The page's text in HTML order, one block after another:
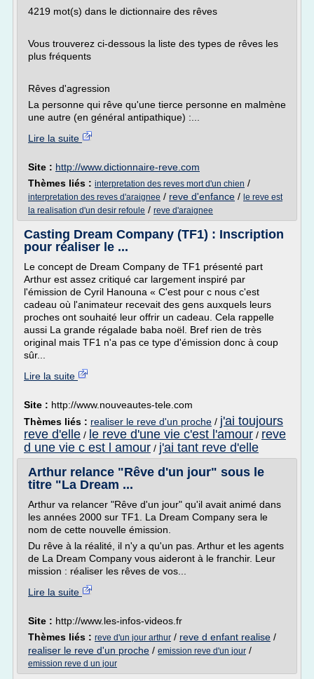
4219 mot(s) dans le dictionnaire des rêves
Vous trouverez ci-dessous la liste des types de rêves les
plus fréquents
Rêves d'agression
La personne qui rêve qu'une tierce personne en malmène
une autre (en général antipathique) :...
Lire la suite
Site : http://www.dictionnaire-reve.com
Thèmes liés : interpretation des reves mort d'un chien /
interpretation des reves d'araignee / reve d'enfance / le reve est
la realisation d'un desir refoule / reve d'araignee
Casting Dream Company (TF1) : Inscription
pour réaliser le ...
Le concept de Dream Company de TF1 présenté part
Arthur est assez critiqué car largement inspiré par
l'émission de Cyril Hanouna « C'est pour c nous c'est
cadeau où l'animateur recevait des gens auxquels leurs
proches ont souhaité leur offrir un cadeau. Cela rappelle
aussi La grande régalade baba noël. Bref rien de très
original mais TF1 n'a pas ce type d'émission donc à coup
sûr...
Lire la suite
Site : http://www.nouveautes-tele.com
Thèmes liés : realiser le reve d'un proche / j'ai toujours
reve d'elle / le reve d'une vie c'est l'amour / reve
d une vie c est l amour / j'ai tant reve d'elle
Arthur relance "Rêve d'un jour" sous le
titre "La Dream ...
Arthur va relancer "Rêve d'un jour" qu'il avait animé dans
les années 2000 sur TF1. La Dream Company sera le
nom de cette nouvelle émission.
Du rêve à la réalité, il n'y a qu'un pas. Arthur et les agents
de La Dream Company vous aideront à le franchir. Leur
mission : réaliser les rêves de vos...
Lire la suite
Site : http://www.les-infos-videos.fr
Thèmes liés : reve d'un jour arthur / reve d enfant realise /
realiser le reve d'un proche / emission reve d'un jour /
emission reve d un jour